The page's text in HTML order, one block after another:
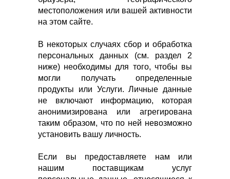
местоположения или вашей активности
на этом сайте.
В некоторых случаях сбор и обработка
персональных данных (см. раздел 2
ниже) необходимы для того, чтобы вы
могли получать определенные
продукты или Услуги. Личные данные
не включают информацию, которая
анонимизирована или агрегирована
таким образом, что по ней невозможно
установить вашу личность.
Если вы предоставляете нам или
нашим поставщикам услуг